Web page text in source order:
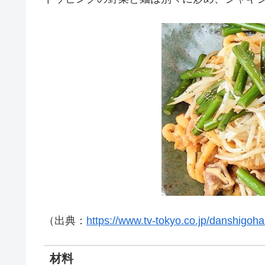
（出典： https://www.tv-tokyo.co.jp/
材料